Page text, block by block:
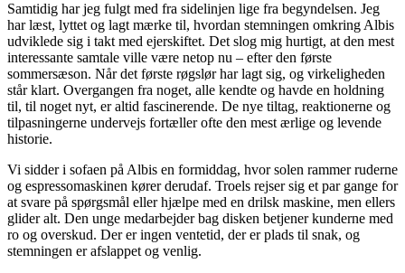
Samtidig har jeg fulgt med fra sidelinjen lige fra begyndelsen. Jeg
har læst, lyttet og lagt mærke til, hvordan stemningen omkring Albis
udviklede sig i takt med ejerskiftet. Det slog mig hurtigt, at den mest
interessante samtale ville være netop nu – efter den første
sommersæson. Når det første røgslør har lagt sig, og virkeligheden
står klart. Overgangen fra noget, alle kendte og havde en holdning
til, til noget nyt, er altid fascinerende. De nye tiltag, reaktionerne og
tilpasningerne undervejs fortæller ofte den mest ærlige og levende
historie.
Vi sidder i sofaen på Albis en formiddag, hvor solen rammer ruderne
og espressomaskinen kører derudaf. Troels rejser sig et par gange for
at svare på spørgsmål eller hjælpe med en drilsk maskine, men ellers
glider alt. Den unge medarbejder bag disken betjener kunderne med
ro og overskud. Der er ingen ventetid, der er plads til snak, og
stemningen er afslappet og venlig.